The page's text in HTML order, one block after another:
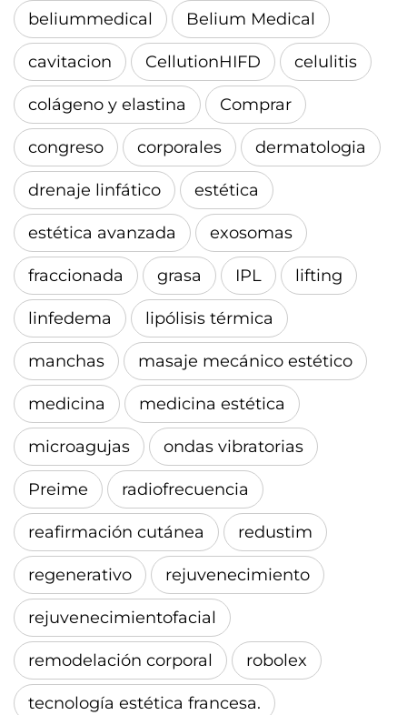
beliummedical Belium Medical
cavitacion CellutionHIFD celulitis
colágeno y elastina Comprar
congreso corporales dermatologia
drenaje linfático estética
estética avanzada exosomas
fraccionada grasa IPL lifting
linfedema lipólisis térmica
manchas masaje mecánico estético
medicina medicina estética
microagujas ondas vibratorias
Preime radiofrecuencia
reafirmación cutánea redustim
regenerativo rejuvenecimiento
rejuvenecimientofacial
remodelación corporal robolex
tecnología estética francesa.